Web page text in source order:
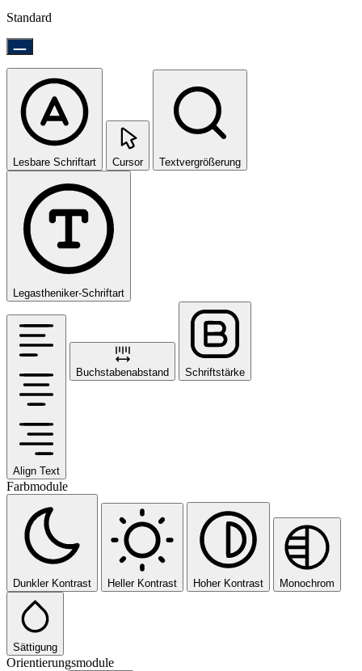
Standard
Lesbare Schriftart Cursor Textvergrößerung
Legastheniker-Schriftart
Align Text
Buchstabenabstand Schriftstärke
Farbmodule
Dunkler Kontrast Heller Kontrast Hoher Kontrast Monochrom
Sättigung
Orientierungsmodule